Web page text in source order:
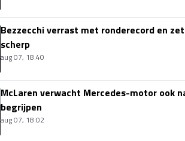
Bezzecchi verrast met ronderecord en
scherp
aug 07, 18:40
McLaren verwacht Mercedes-motor ook
begrijpen
aug 07, 18:02